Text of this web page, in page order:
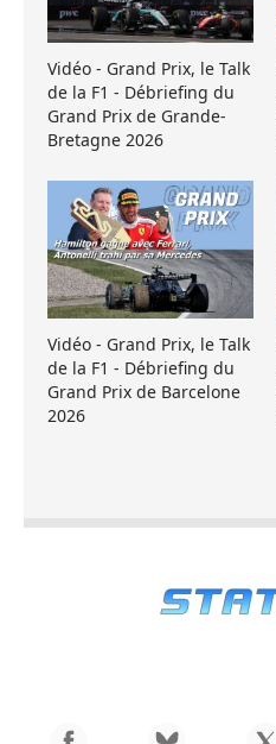
Vidéo - Grand Prix, le Talk
de la F1 - Débriefing du
Grand Prix de Grande-
Bretagne 2026
Vidéo - Grand Prix, le Talk
de la F1 - Débriefing du
Grand Prix de Barcelone
2026